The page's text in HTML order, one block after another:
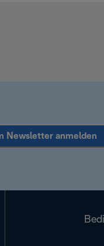
Newsletter anmelden